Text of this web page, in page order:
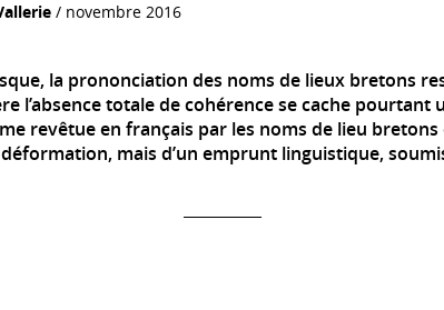
/ novembre 2016
la prononciation des noms de lieux bretons
l’absence totale de cohérence se cache pourtant
revêtue en français par les noms de lieu
déformation, mais d’un emprunt linguistique,